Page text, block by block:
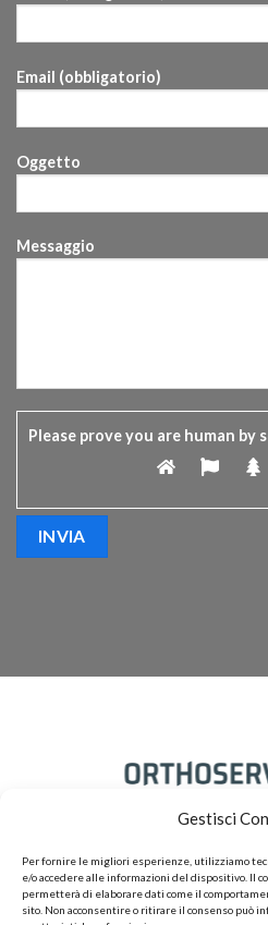
Gestisci
Per fornire le migliori esperienze, utilizziamo
e/o accedere alle informazioni del dispositivo. Il
permetterà di elaborare dati come il
sito. Non acconsentire o ritirare il consenso può
Email (obbligatorio)
Oggetto
Messaggio
Please prove you are human by